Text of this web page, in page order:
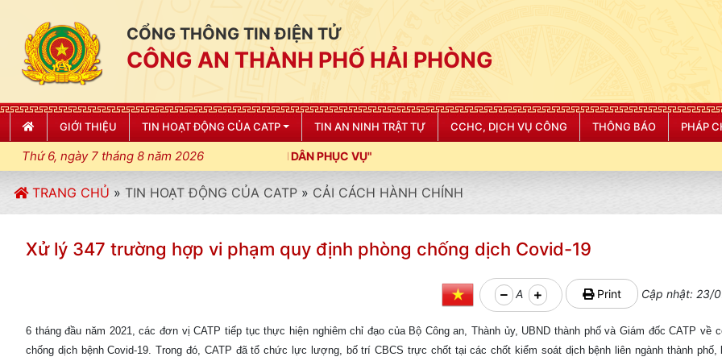
CỔNG THÔNG TIN ĐIỆN TỬ
CÔNG AN THÀNH PHỐ HẢI PHÒNG
GIỚI THIỆU TIN HOẠT ĐỘNG CỦA CATP TIN AN NINH TRẬT TỰ CCHC, DỊCH VỤ CÔNG THÔNG BÁO PHÁP
Thứ 6, ngày 7 tháng 8 năm 2026
TRANG CHỦ » TIN HOẠT ĐỘNG CỦA CATP » CẢI CÁCH HÀNH CHÍNH
Xử lý 347 trường hợp vi phạm quy định phòng chống dịch Covid-19
A Print Cập nhật: 23/
6 tháng đầu năm 2021, các đơn vị CATP tiếp tục thực hiện nghiêm chỉ đạo của Bộ Công an, Thành ủy, UBND thành phố và Giám đốc CATP về
chống dịch bệnh Covid-19. Trong đó, CATP đã tổ chức lực lượng, bố trí CBCS trực chốt tại các chốt kiểm soát dịch bệnh liên ngành thành phố,